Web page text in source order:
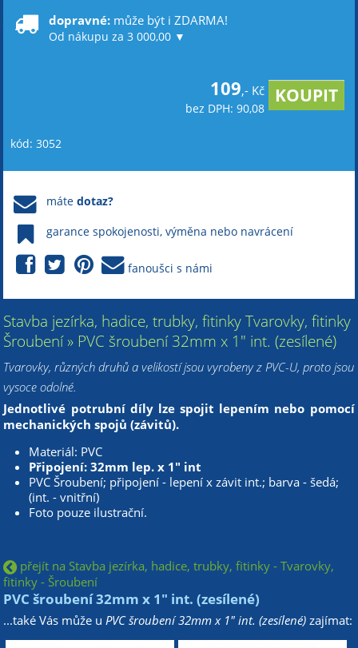
dopravné: může být i ZDARMA!
Od nákupu za 3 000,00 ▼
109,- Kč
bez DPH: 90,08
kód: 3052
mátedotaz?
garance spokojenosti, výměna nebo navrácení
fanoušci s námi
Stavba jezírka, hadice, trubky, fitinky Tvarovky, fitinky
Šroubení » PVC šroubení 32mm x 1" int. (zesílené)
Tvarovky, různých druhů a velikostí jsou vyrobeny z PVC-U, proto jsou
vysoce odolné.
Jednotlivé potrubní díly lze spojit lepením nebo pomocí
mechanických spojů (závitů).
Materiál: PVC
Připojení: 32mm lep. x 1" int
PVC Šroubení; připojení - lepení x závit int.; barva - šedá;
(int. - vnitřní)
Foto pouze ilustrační.
přejít na Stavba jezírka, hadice, trubky, fitinky - Tvarovky,
fitinky - Šroubení
PVC šroubení 32mm x 1" int. (zesílené)
...také Vás může uPVC šroubení 32mm x 1" int. (zesílené) zajímat: